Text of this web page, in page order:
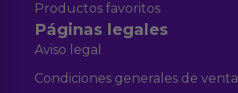
Productos favoritos
Páginas legales
Aviso legal
Condiciones generales de venta